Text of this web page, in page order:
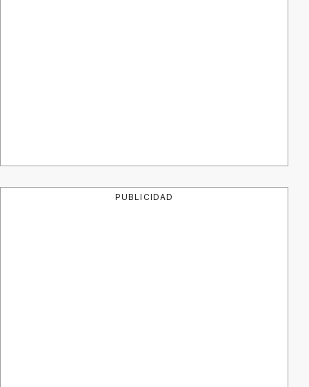
PUBLICIDAD